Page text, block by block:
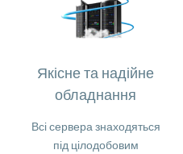
Якісне та надійне
обладнання
Всі сервера знаходяться
під цілодобовим